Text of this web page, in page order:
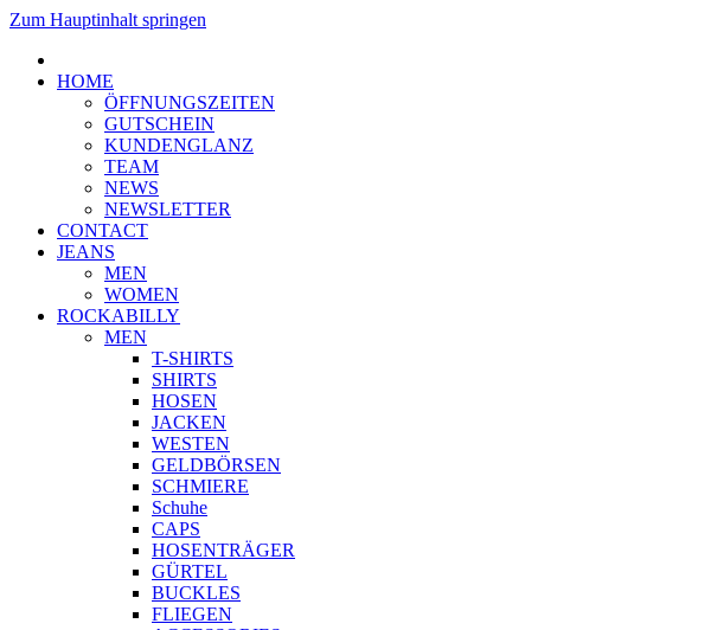
Zum Hauptinhalt springen
HOME
ÖFFNUNGSZEITEN
GUTSCHEIN
KUNDENGLANZ
TEAM
NEWS
NEWSLETTER
CONTACT
JEANS
MEN
WOMEN
ROCKABILLY
MEN
T-SHIRTS
SHIRTS
HOSEN
JACKEN
WESTEN
GELDBÖRSEN
SCHMIERE
Schuhe
CAPS
HOSENTRÄGER
GÜRTEL
BUCKLES
FLIEGEN